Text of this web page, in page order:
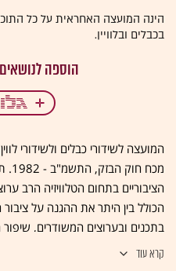
הינה המועצה האחראית על כל
בכבלים ובלוויין.
המועצה לשידורי כבלים ולשידורי
הציבוריים בתחום הטלוויזיה הרב
הכולל בין היתר את ההגנה על ציבור
בתכנים ובערוצים המשודרים,
ההיצע וחופש הבחירה למנויים
קרא עוד